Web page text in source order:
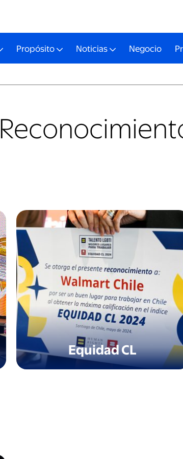
Propósito Noticias Negocio
Equidad CL